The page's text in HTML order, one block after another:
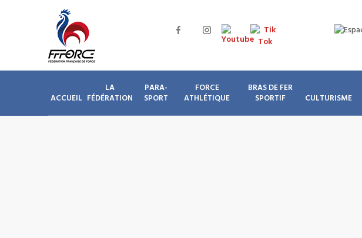
ACCUEIL
LA
FÉDÉRATION
PARA-
SPORT
FORCE
ATHLÉTIQUE
BRAS DE FER
SPORTIF
CULTURISME